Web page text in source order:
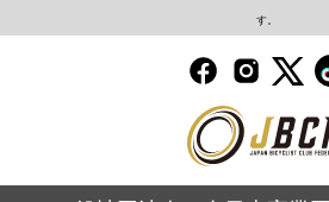
す。